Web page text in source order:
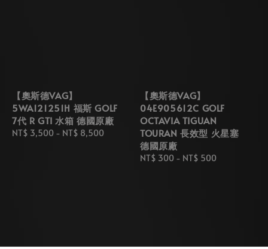
【奧斯德VAG】
5WA121251H 福斯 GOLF
7代 R GTI 水箱 德國原廠
Regular
NT$ 3,500 - NT$ 8,500
【奧斯德VAG】
04E905612C GOLF
OCTAVIA TIGUAN
TOURAN 長效型 火星塞
德國原廠
Regular
NT$ 300 - NT$ 500